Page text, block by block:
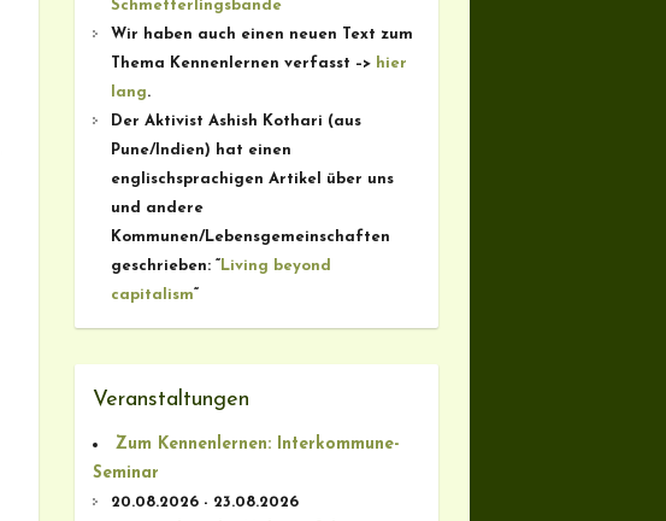
Schmetterlingsbande
Wir haben auch einen neuen Text zum
Thema Kennenlernen verfasst –> hier
lang.
Der Aktivist Ashish Kothari (aus
Pune/Indien) hat einen
englischsprachigen Artikel über uns
und andere
Kommunen/Lebensgemeinschaften
geschrieben: “Living beyond
capitalism“
Veranstaltungen
Zum Kennenlernen: Interkommune-
Seminar
20.08.2026 - 23.08.2026